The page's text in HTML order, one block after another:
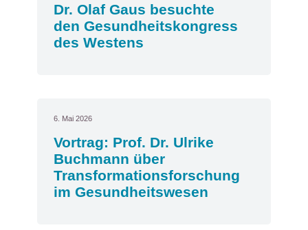
Dr. Olaf Gaus besuchte
den Gesundheitskongress
des Westens
6. Mai 2026
Vortrag: Prof. Dr. Ulrike
Buchmann über
Transformationsforschung
im Gesundheitswesen